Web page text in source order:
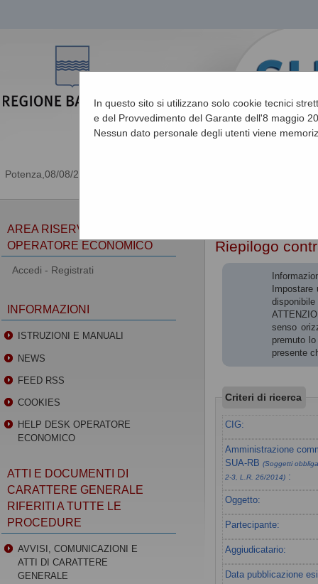
08/08/2026 11:00
In questo sito si utilizzano solo cookie tecnici
e del Provvedimento del Garante dell'8 maggio
Nessun dato personale degli utenti viene
Riepilogo
senso
premuto
presente
Criteri di ricerca
CIG:
Amministrazione
SUA-RB(Soggetti
2-3, L.R. 26/2014) :
Oggetto:
Partecipante:
Aggiudicatario:
Data pubblicazione
AREA RISERVATA
OPERATORE ECONOMICO
Accedi - Registrati
INFORMAZIONI
ISTRUZIONI E MANUALI
NEWS
FEED RSS
COOKIES
HELP DESK OPERATORE
ECONOMICO
ATTI E DOCUMENTI DI
CARATTERE GENERALE
RIFERITI A TUTTE LE
PROCEDURE
AVVISI, COMUNICAZIONI E
ATTI DI CARATTERE
GENERALE